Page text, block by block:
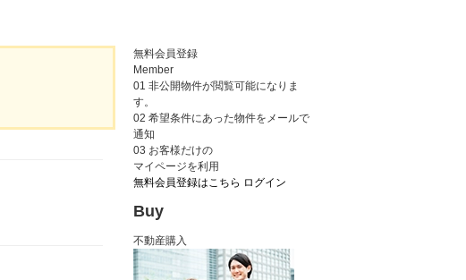
無料会員登録
Member
01 非公開物件が閲覧可能になりま
す。
02 希望条件にあった物件をメールで
通知
03 お客様だけの
マイページを利用
無料会員登録はこちら ログイン
Buy
不動産購入